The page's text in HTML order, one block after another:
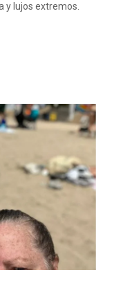
y lujos extremos.